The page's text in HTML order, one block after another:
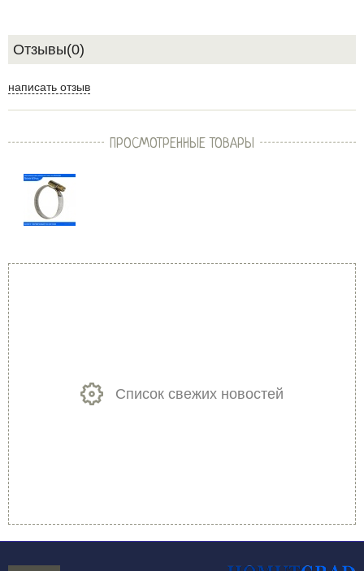
Отзывы(0)
написать отзыв
ПРОСМОТРЕННЫЕ ТОВАРЫ
Список свежих новостей